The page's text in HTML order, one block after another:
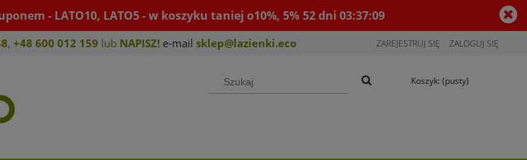
- LATO10, LATO5 - w koszyku taniej o10%, 5% 52dni03:37:08
8, +48 600 012 159 lub NAPISZ! e-mail sklep@lazienki.eco ZAREJESTRUJ SIĘ ZALOGUJ SIĘ
Koszyk: (pusty)